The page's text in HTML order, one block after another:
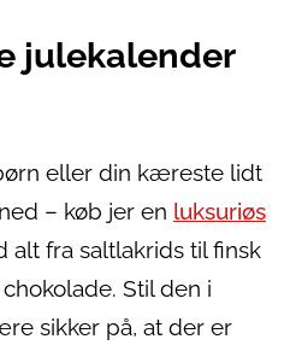
julekalender
eller din kæreste lidt
– køb jer en luksuriøs
alt fra saltlakrids til finsk
Stil den i
sikker på, at der er